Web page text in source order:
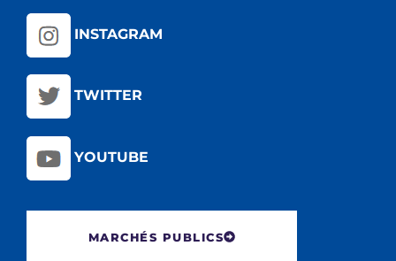
INSTAGRAM
TWITTER
YOUTUBE
MARCHÉS PUBLICS